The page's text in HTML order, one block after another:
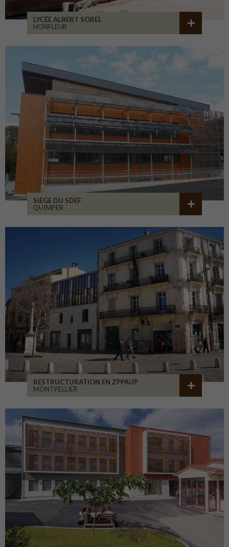
LYCÉE ALBERT SOREL
HONFLEUR
SIÈGE DU SDEF
QUIMPER
RESTRUCTURATION EN ZPPAUP
MONTPELLIER